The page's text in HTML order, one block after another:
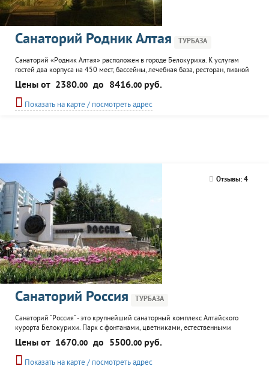
Санаторий Родник Алтая ТУРБАЗА
Санаторий «Родник Алтая» расположен в городе Белокуриха. К услугам
гостей два корпуса на 450 мест, бассейны, лечебная база, ресторан, пивной
бар с собственной пивоварней, салон красоты, бильярдный клуб,
киноконцертный зал, детская игровая комната и экскурсионное бюро. Для
любителей спорта предусмотрен оздоровительный комплекс с большим
спортивным залом, тренажерный зал и прокат...
Цены от 2380.00 до 8416.00 руб.
Показать на карте / посмотреть адрес
Отзывы: 4
Санаторий Россия ТУРБАЗА
Санаторий "Россия" - это крупнейший санаторный комплекс Алтайского
курорта Белокурихи. Парк с фонтанами, цветниками, естественными
аллеями занимает 8 га. Отдыхающим предоставляются комфортные номера
в двух гостиничных номерах и отдельно-стоящем эко-отеле "Эхо" (четыре
звезды). На территории комплекса расположены рестораны и бассейны,
Цены от 1670.00 до 5500.00 руб.
Показать на карте / посмотреть адрес